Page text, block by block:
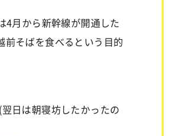
4月から新幹線が開通した
前そばを食べるという目的
日は朝寝坊したかったの